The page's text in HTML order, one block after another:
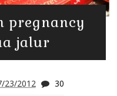
pregnancy
jalur
23/2012 30